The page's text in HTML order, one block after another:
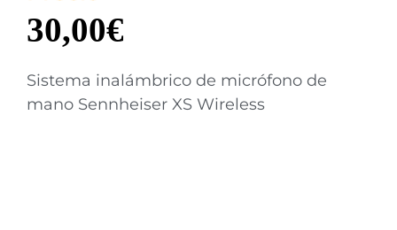
30,00€
Sistema inalámbrico de micrófono de
mano Sennheiser XS Wireless